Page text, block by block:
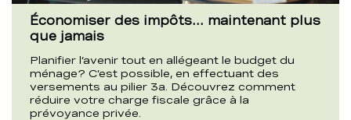
Économiser des impôts… maintenant plus
que jamais
Planifier l’avenir tout en allégeant le budget du
ménage? C’est possible, en effectuant des
versements au pilier 3a. Découvrez comment
réduire votre charge fiscale grâce à la
prévoyance privée.